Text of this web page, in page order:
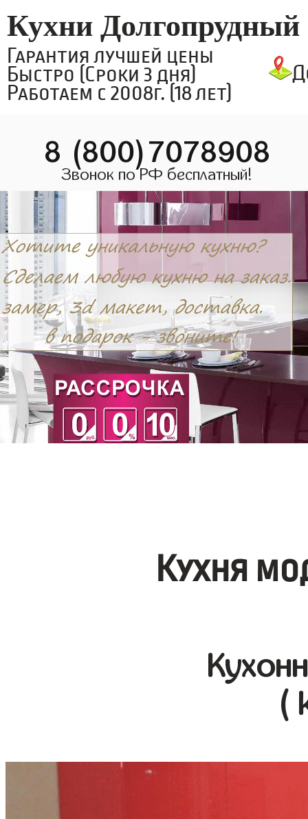
Кухни Долгопрудный
Гарантия лучшей цены
Быстро (Сроки 3 дня)
Работаем с 2008г. (18 лет)
8 (800)7078908
Звонок по РФ бесплатный!
Кухня
(